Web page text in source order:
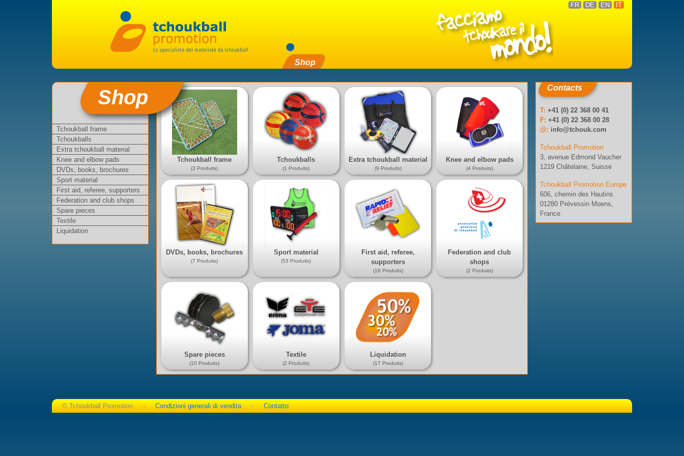
Shop
FR DE EN IT
Shop
Tchoukball frame
Tchoukballs
Extra tchoukball material
Knee and elbow pads
DVDs, books, brochures
Sport material
First aid, referee, supporters
Federation and club shops
Spare pieces
Textile
Liquidation
Tchoukball frame
(3 Produits)
Tchoukballs
(1 Produits)
Extra tchoukball material
(9 Produits)
Knee and elbow pads
(4 Produits)
DVDs, books, brochures
(7 Produits)
Sport material
(53 Produits)
First aid, referee,
supporters
(18 Produits)
Federation and club
shops
(2 Produits)
Spare pieces
(10 Produits)
Textile
(2 Produits)
Liquidation
(17 Produits)
Contacts
T: +41 (0) 22 368 00 41
F: +41 (0) 22 368 00 28
@: info@tchouk.com
Tchoukball Promotion
3, avenue Edmond Vaucher
1219 Châtelaine, Suisse
Tchoukball Promotion Europe
606, chemin des Hautins
01280 Prévessin Moens,
France
© Tchoukball Promotion - Condizioni generali di vendita - Contatto